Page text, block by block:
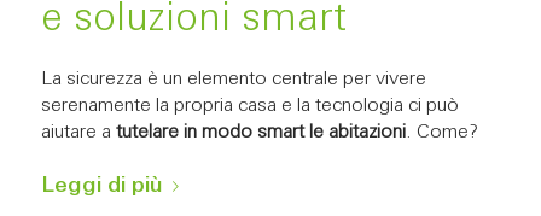
e soluzioni smart
La sicurezza è un elemento centrale per vivere
serenamente la propria casa e la tecnologia ci può
aiutare a tutelare in modo smart le abitazioni. Come?
Leggi di più